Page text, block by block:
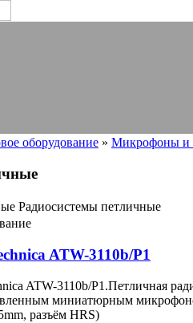
оборудование » Микрофоны и
Радиосистемы петличные
ATW-3110b/P1
ATW-3110b/P1.Петличная
миниатюрным
разъём HRS)